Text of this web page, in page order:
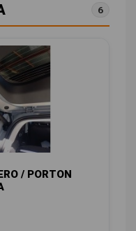
6
/ PORTON